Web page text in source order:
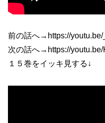
前の話へ→https://youtu.be/
次の話へ→https://youtu.be/
１５巻をイッキ見する↓